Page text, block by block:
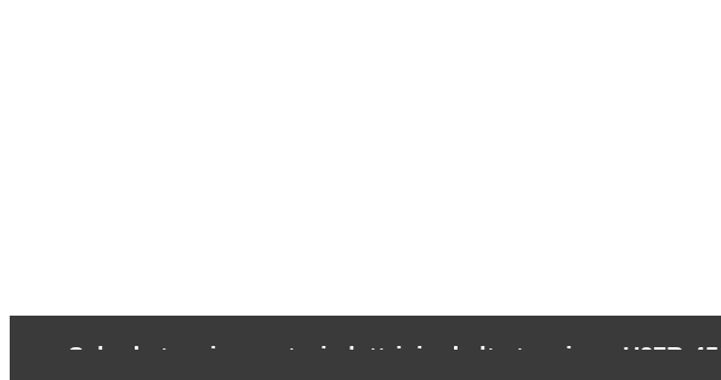
Scheda tecnica motori elettrici ad alta tensione H27R-